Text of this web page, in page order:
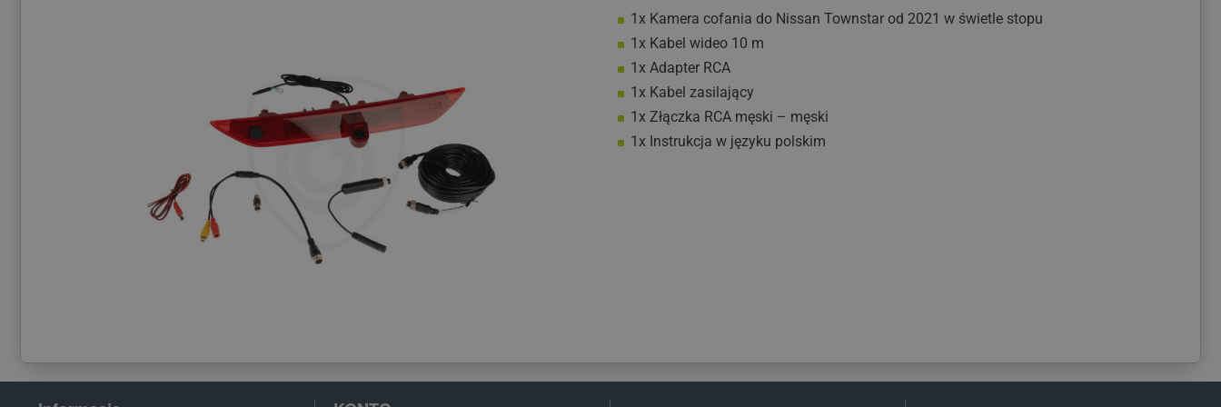
1x Kamera cofania do Nissan Townstar od 2021 w świetle stopu
1x Kabel wideo 10 m
1x Adapter RCA
1x Kabel zasilający
1x Złączka RCA męski – męski
1x Instrukcja w języku polskim